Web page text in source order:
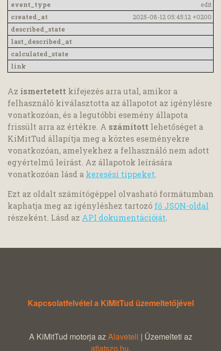
edit
2025-08-12 05:45:12 +0200
Az ismertetett kifejezés arra utal, amikor a
felhasználó kiválasztotta az állapotot az igénylésre
vonatkozóan, és a legutóbbi esemény állapota
frissült arra az értékre. A számított lehetőséget a
KiMitTud állapítja meg a köztes eseményekre
vonatkozóan, amelyekhez a felhasználó nem adott
egyértelmű leírást. Az állapotok leírására
vonatkozóan lásd a keresési tippeket.
Ezt az oldalt számítógéppel olvasható formátumban
kaphatja meg az igényléshez tartozó fő JSON-oldal
részeként. Lásd az API dokumentációját.
Kapcsolatfelvétel a KiMitTud üzemeltetőjével
A KiMitTud motorja azAlaveteli | Üzemelteti az
atlatszo.hu.